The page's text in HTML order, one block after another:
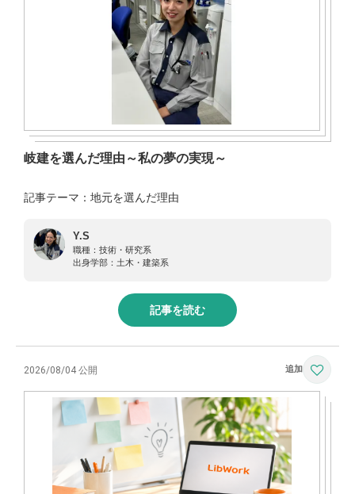
岐建を選んだ理由～私の夢の実現～
記事テーマ：地元を選んだ理由
Y.S
職種： 技術・研究系
出身学部： 土木・建築系
記事を読む
2026/08/04 公開